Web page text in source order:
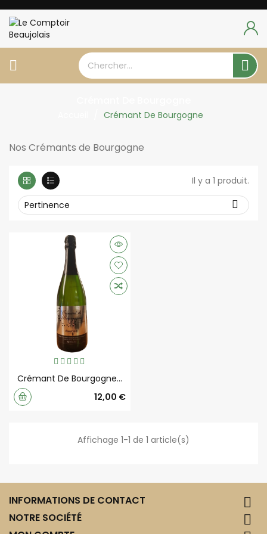
 
Crémant De Bourgogne
Nos Crémants de Bourgogne
Il y a 1 produit.
Pertinence 
Crémant De Bourgogne...
Prix
12,00 €
Affichage 1-1 de 1 article(s)
INFORMATIONS DE CONTACT 
NOTRE SOCIÉTÉ 